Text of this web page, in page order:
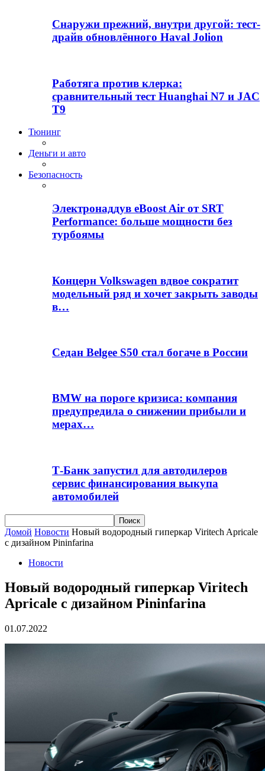
Снаружи прежний, внутри другой: тест-
драйв обновлённого Haval Jolion
Работяга против клерка:
сравнительный тест Huanghai N7 и JAC
T9
Тюнинг
Деньги и авто
Безопасность
Электронаддув eBoost Air от SRT
Performance: больше мощности без
турбоямы
Концерн Volkswagen вдвое сократит
модельный ряд и хочет закрыть заводы
в…
Седан Belgee S50 стал богаче в России
BMW на пороге кризиса: компания
предупредила о снижении прибыли и
мерах…
Т-Банк запустил для автодилеров
сервис финансирования выкупа
автомобилей
Домой Новости Новый водородный гиперкар Viritech Apricale
с дизайном Pininfarina
Новости
Новый водородный гиперкар Viritech
Apricale с дизайном Pininfarina
01.07.2022